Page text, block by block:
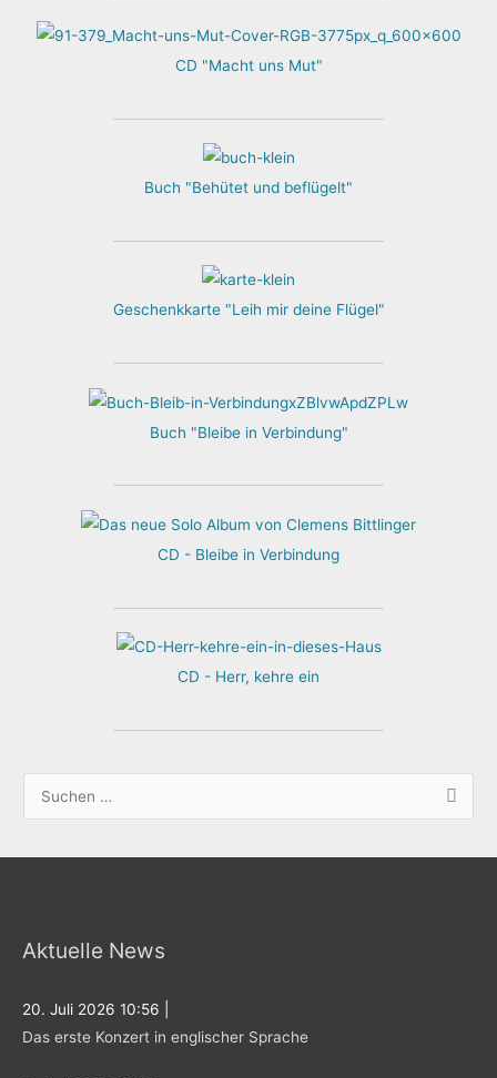
CD "Macht uns Mut"
Buch "Behütet und beflügelt"
Geschenkkarte "Leih mir deine Flügel"
Buch "Bleibe in Verbindung"
CD - Bleibe in Verbindung
CD - Herr, kehre ein
c
n
a
c
Aktuelle News
20. Juli 2026 10:56
Das erste Konzert in englischer Sprache